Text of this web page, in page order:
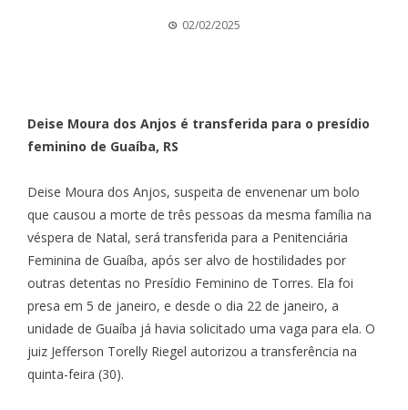
02/02/2025
Deise Moura dos Anjos é transferida para o presídio
feminino de Guaíba, RS
Deise Moura dos Anjos, suspeita de envenenar um bolo
que causou a morte de três pessoas da mesma família na
véspera de Natal, será transferida para a Penitenciária
Feminina de Guaíba, após ser alvo de hostilidades por
outras detentas no Presídio Feminino de Torres. Ela foi
presa em 5 de janeiro, e desde o dia 22 de janeiro, a
unidade de Guaíba já havia solicitado uma vaga para ela. O
juiz Jefferson Torelly Riegel autorizou a transferência na
quinta-feira (30).